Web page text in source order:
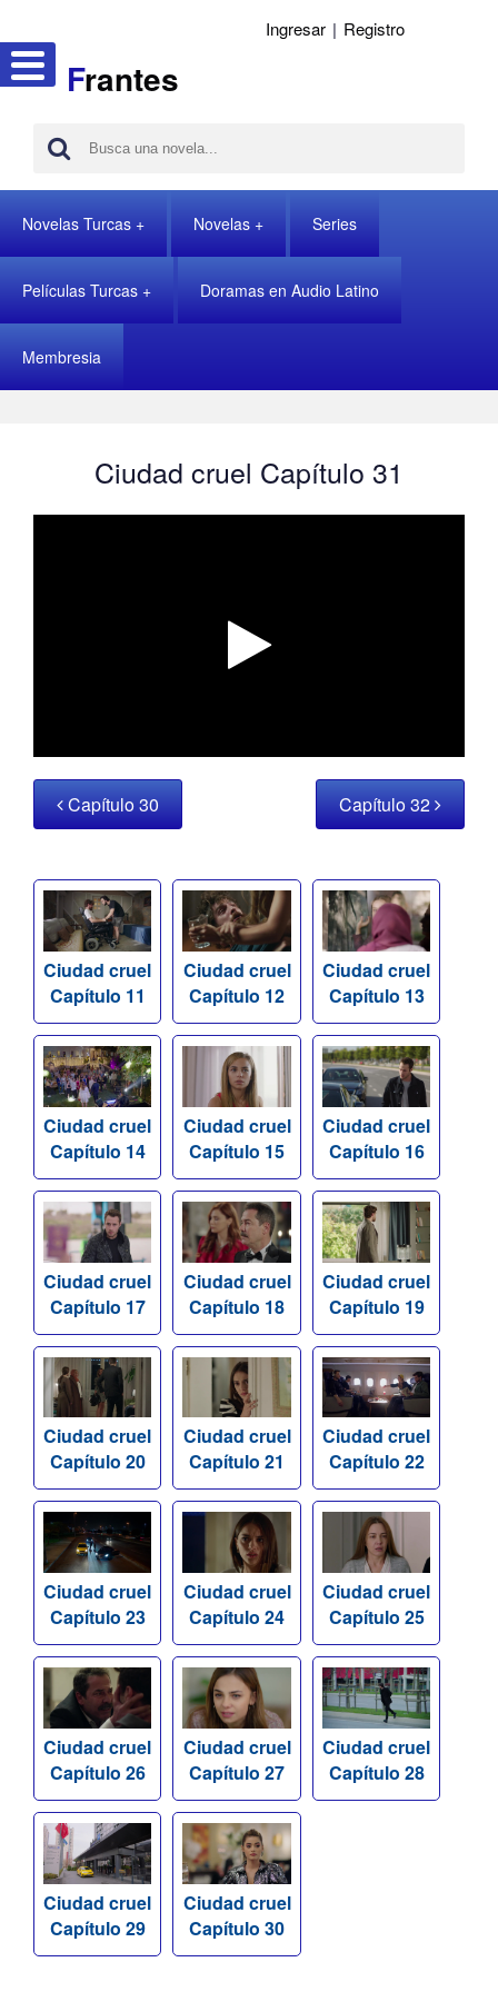
Frantes
Ingresar | Registro
Novelas Turcas Novelas Series
Películas Turcas Doramas en Audio Latino
Membresia
Ciudad cruel Capítulo 31
Capítulo 30 Capítulo 32
Ciudad cruel
Capítulo 11
Ciudad cruel
Capítulo 12
Ciudad cruel
Capítulo 13
Ciudad cruel
Capítulo 14
Ciudad cruel
Capítulo 15
Ciudad cruel
Capítulo 16
Ciudad cruel
Capítulo 17
Ciudad cruel
Capítulo 18
Ciudad cruel
Capítulo 19
Ciudad cruel
Capítulo 20
Ciudad cruel
Capítulo 21
Ciudad cruel
Capítulo 22
Ciudad cruel
Capítulo 23
Ciudad cruel
Capítulo 24
Ciudad cruel
Capítulo 25
Ciudad cruel
Capítulo 26
Ciudad cruel
Capítulo 27
Ciudad cruel
Capítulo 28
Ciudad cruel
Capítulo 29
Ciudad cruel
Capítulo 30